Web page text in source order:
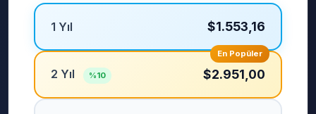
1 Yıl $1.553,16
En Popüler
2 Yıl %10 $2.951,00